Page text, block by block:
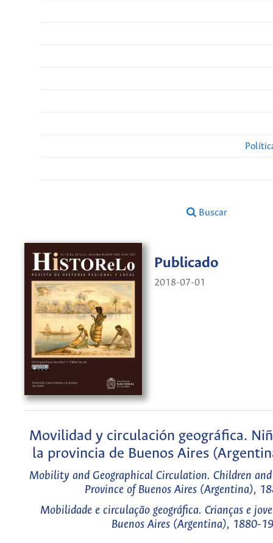
Buscar
Publicado
2018-07-01
Movilidad y circulación geográfica.
la provincia de Buenos Aires
Mobility and Geographical Circulation. Children
Province of Buenos Aires (Argentina),
Mobilidade e circulação geográfica. Crianças e
Buenos Aires (Argentina), 1880-